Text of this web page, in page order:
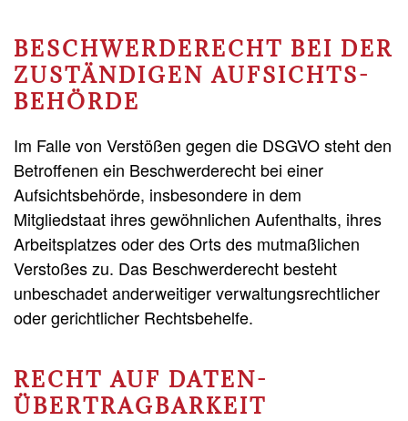
BESCHWERDE­RECHT BEI DER
ZUSTÄNDIGEN AUFSICHTS­
BEHÖRDE
Im Falle von Verstößen gegen die DSGVO steht den
Betroffenen ein Beschwerderecht bei einer
Aufsichtsbehörde, insbesondere in dem
Mitgliedstaat ihres gewöhnlichen Aufenthalts, ihres
Arbeitsplatzes oder des Orts des mutmaßlichen
Verstoßes zu. Das Beschwerderecht besteht
unbeschadet anderweitiger verwaltungsrechtlicher
oder gerichtlicher Rechtsbehelfe.
RECHT AUF DATEN­
ÜBERTRAG­BARKEIT